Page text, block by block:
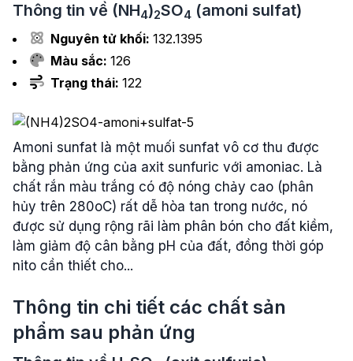
Thông tin về (NH4)2SO4 (amoni sulfat)
Nguyên tử khối: 132.1395
Màu sắc: 126
Trạng thái: 122
Amoni sunfat là một muối sunfat vô cơ thu được
bằng phản ứng của axit sunfuric với amoniac. Là
chất rắn màu trắng có độ nóng chảy cao (phân
hủy trên 280oC) rất dễ hòa tan trong nước, nó
được sử dụng rộng rãi làm phân bón cho đất kiềm,
làm giảm độ cân bằng pH của đất, đồng thời góp
nito cần thiết cho...
Thông tin chi tiết các chất sản
phẩm sau phản ứng